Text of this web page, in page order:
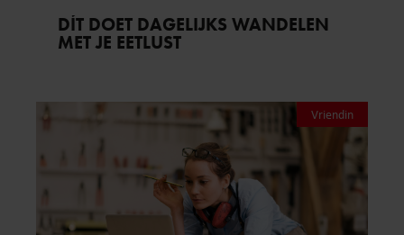
DÍT DOET DAGELIJKS WANDELEN
MET JE EETLUST
Vriendin